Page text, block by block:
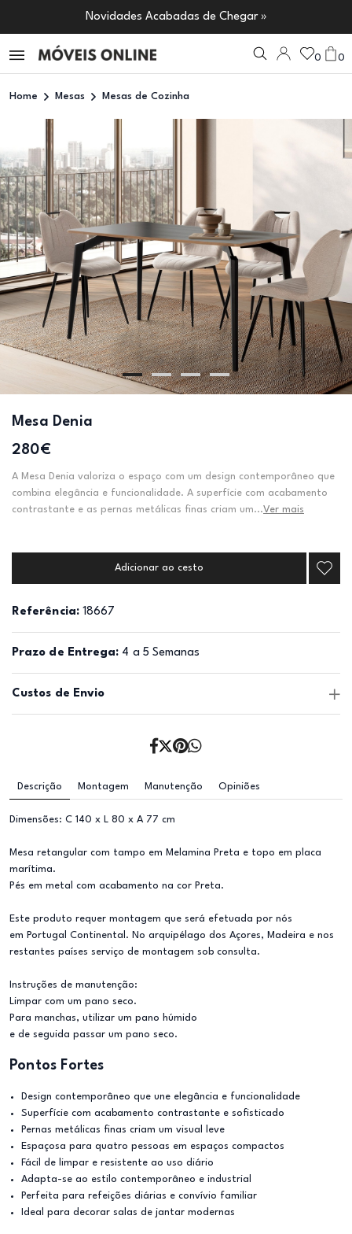
Novidades Acabadas de Chegar »
0 0
Home Mesas Mesas de Cozinha
Mesa Denia
280€
A Mesa Denia valoriza o espaço com um design contemporâneo que
combina elegância e funcionalidade. A superfície com acabamento
contrastante e as pernas metálicas finas criam um...Ver mais
Adicionar ao cesto
Referência: 18667
Prazo de Entrega: 4 a 5 Semanas
Custos de Envio
Descrição Montagem Manutenção Opiniões
Dimensões: C 140 x L 80 x A 77 cm
Mesa retangular com tampo em Melamina Preta e topo em placa
marítima.
Pés em metal com acabamento na cor Preta.
Este produto requer montagem que será efetuada por nós
em Portugal Continental. No arquipélago dos Açores, Madeira e nos
restantes países serviço de montagem sob consulta.
Instruções de manutenção:
Limpar com um pano seco.
Para manchas, utilizar um pano húmido
e de seguida passar um pano seco.
Pontos Fortes
Design contemporâneo que une elegância e funcionalidade
Superfície com acabamento contrastante e sofisticado
Pernas metálicas finas criam um visual leve
Espaçosa para quatro pessoas em espaços compactos
Fácil de limpar e resistente ao uso diário
Adapta-se ao estilo contemporâneo e industrial
Perfeita para refeições diárias e convívio familiar
Ideal para decorar salas de jantar modernas